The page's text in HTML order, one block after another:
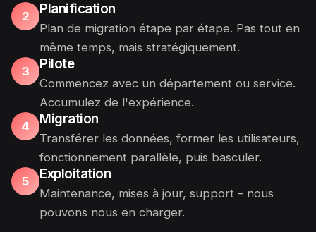
2
Planification
Plan de migration étape par étape. Pas tout en
même temps, mais stratégiquement.
3
Pilote
Commencez avec un département ou service.
Accumulez de l'expérience.
4
Migration
Transférer les données, former les utilisateurs,
fonctionnement parallèle, puis basculer.
5
Exploitation
Maintenance, mises à jour, support – nous
pouvons nous en charger.